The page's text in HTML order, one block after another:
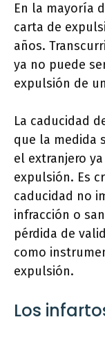
En la mayoría
carta de
años.
ya no puede
expulsión de
La caducidad
que la medida
el extranjero
expulsión. Es
caducidad no
infracción o
pérdida de
como
expulsión.
Los